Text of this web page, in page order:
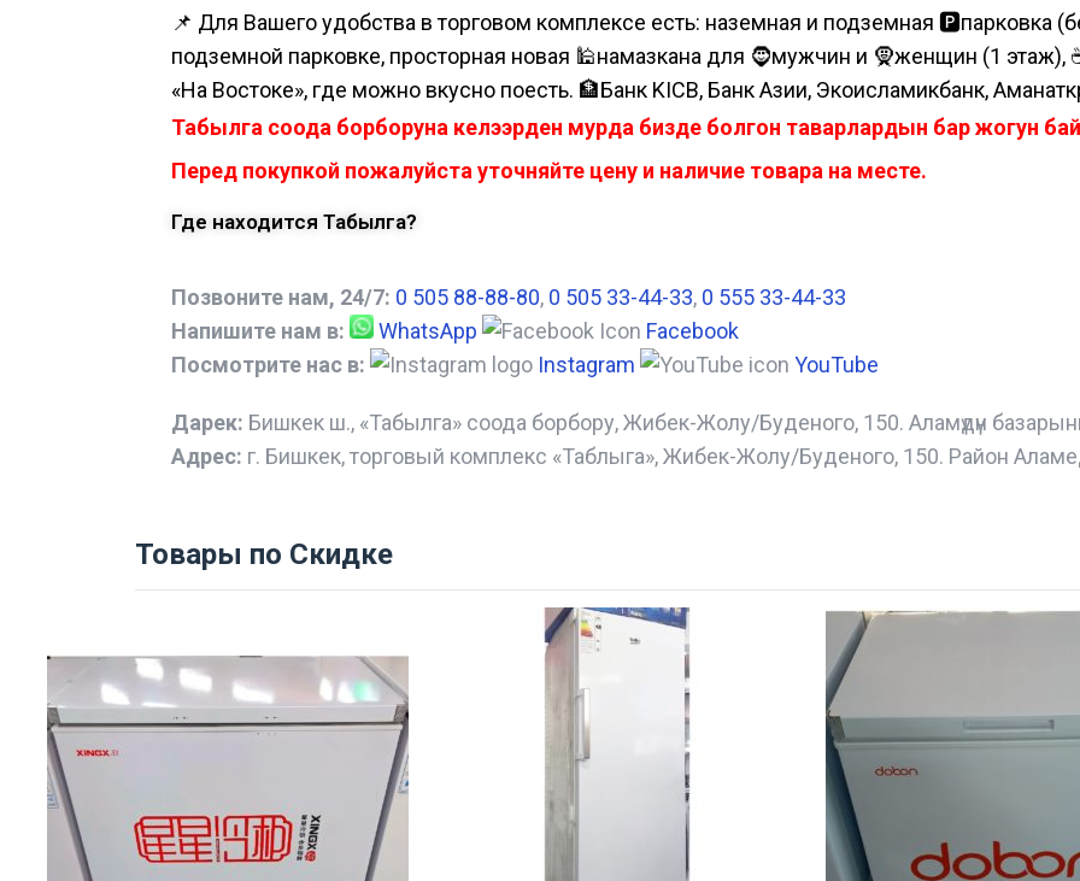
📌 Для Вашего удобства в торговом комплексе есть: наземная и подземная 🅿парковка
подземной парковке, просторная новая 🕌намазкана для 🧔мужчин и 🧕женщин (1 этаж),
«На Востоке», где можно вкусно поесть. 🏦Банк KICB, Банк Азии, Экоисламикбанк,
Табылга соода борборуна келээрден мурда бизде болгон таварлардын бар жогун
Перед покупкой пожалуйста уточняйте цену и наличие товара на месте.
Где находится Табылга?
Позвоните нам, 24/7: 0 505 88-88-80, 0 505 33-44-33, 0 555 33-44-33
Напишите нам в:
WhatsApp
Facebook
Посмотрите нас в:
Instagram YouTube
Дарек: Бишкек ш., «Табылга» соода борбору, Жибек-Жолу/Буденого, 150. Аламүдүн
Адрес: г. Бишкек, торговый комплекс «Таблыга», Жибек-Жолу/Буденого, 150. Район
Товары по Скидке